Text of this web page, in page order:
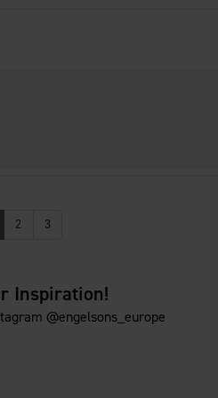
2 3
Inspiration!
@engelsons_europe